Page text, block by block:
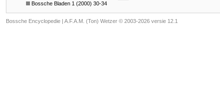
Bossche Bladen 1 (2000) 30-34
Bossche Encyclopedie | A.F.A.M. (Ton) Wetzer © 2003-2026 versie 12.1